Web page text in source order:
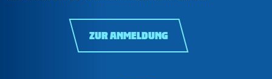
ZUR ANMELDUNG